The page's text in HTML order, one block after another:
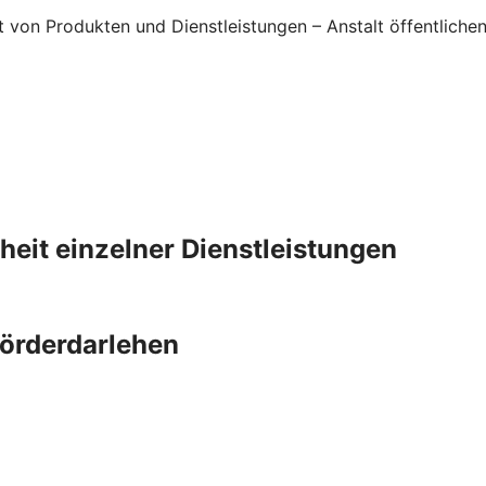
Produkten und Dienstleistungen – Anstalt
einzelner Dienstleistungen